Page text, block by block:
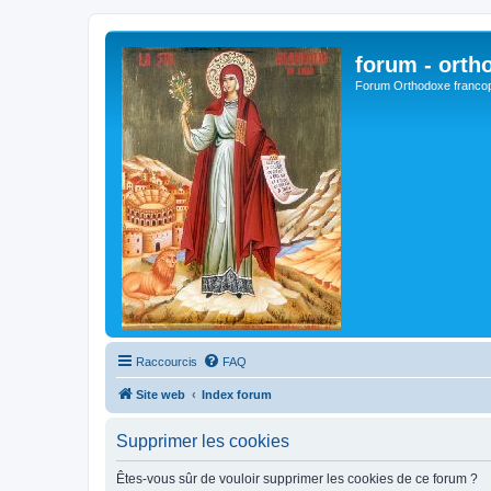
forum -
Forum Orthodoxe
Raccourcis FAQ
Site web Index forum
Supprimer les cookies
Êtes-vous sûr de vouloir supprimer les cookies de ce forum ?